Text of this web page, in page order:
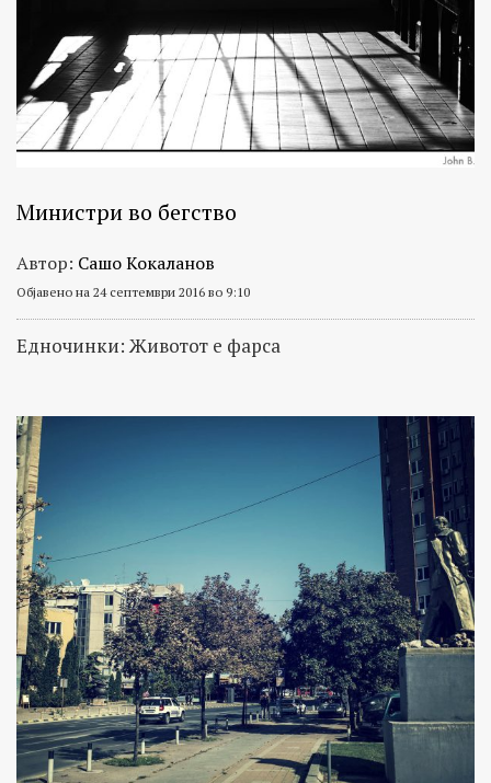
Министри во бегство
Автор: Сашо Кокаланов
Објавено на 24 септември 2016 во 9:10
Едночинки: Животот е фарса